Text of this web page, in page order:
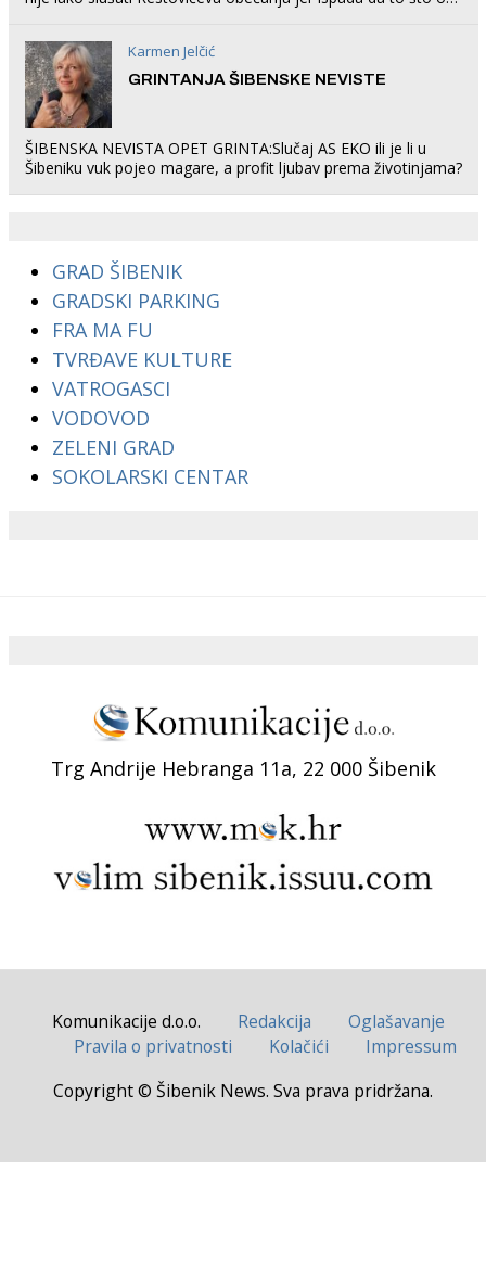
Karmen Jelčić
GRINTANJA ŠIBENSKE NEVISTE
ŠIBENSKA NEVISTA OPET GRINTA:Slučaj AS EKO ili je li u
Šibeniku vuk pojeo magare, a profit ljubav prema životinjama?
GRAD ŠIBENIK
GRADSKI PARKING
FRA MA FU
TVRĐAVE KULTURE
VATROGASCI
VODOVOD
ZELENI GRAD
SOKOLARSKI CENTAR
Trg Andrije Hebranga 11a, 22 000 Šibenik
Komunikacije d.o.o. Redakcija
Oglašavanje
Pravila o privatnosti
Kolačići
Impressum
Copyright © Šibenik News. Sva prava pridržana.